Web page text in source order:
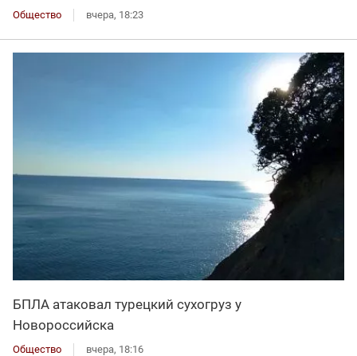
Общество вчера, 18:23
БПЛА атаковал турецкий сухогруз у
Новороссийска
Общество вчера, 18:16